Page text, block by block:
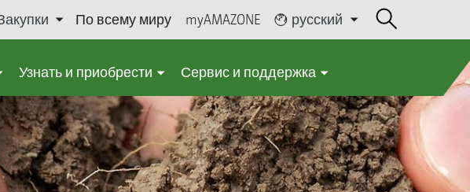
По всему миру myAMAZONE русский
Узнать и приобрести Сервис и поддержка